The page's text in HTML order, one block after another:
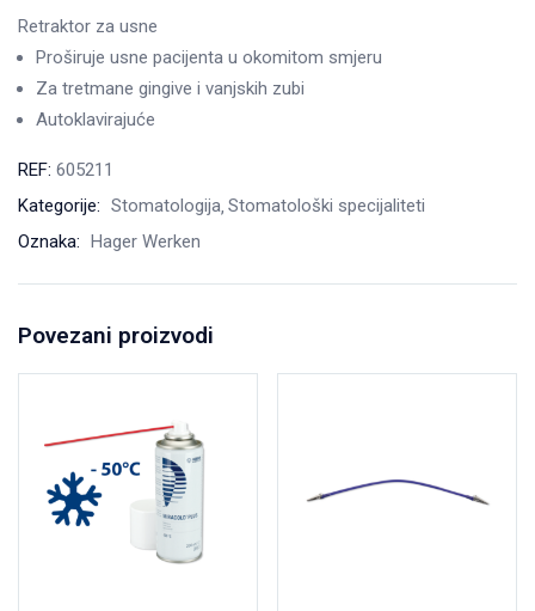
Retraktor za usne
Proširuje usne pacijenta u okomitom smjeru
Za tretmane gingive i vanjskih zubi
Autoklavirajuće
REF: 605211
Kategorije: Stomatologija Stomatološki specijaliteti
Oznaka: Hager Werken
Povezani proizvodi